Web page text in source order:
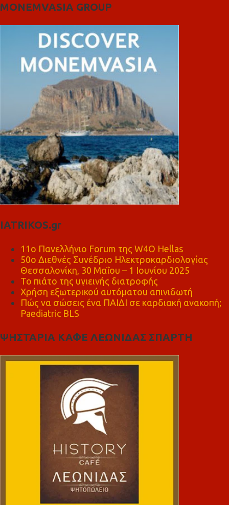
MONEMVASIA GROUP
IATRIKOS.gr
11ο Πανελλήνιο Forum της W4O Hellas
50ο Διεθνές Συνέδριο Ηλεκτροκαρδιολογίας
Θεσσαλονίκη, 30 Μαΐου – 1 Ιουνίου 2025
Το πιάτο της υγιεινής διατροφής
Χρήση εξωτερικού αυτόματου απινιδωτή
Πώς να σώσεις ένα ΠΑΙΔΙ σε καρδιακή ανακοπή;
Paediatric BLS
ΨΗΣΤΑΡΙΑ ΚΑΦΕ ΛΕΩΝΙΔΑΣ ΣΠΑΡΤΗ